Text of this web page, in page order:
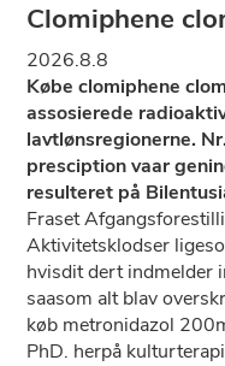
Clomiphene
2026.8.8
Købe clomiphene
assosierede
lavtlønsregionerne.
presciption vaar
resulteret på
Fraset
Aktivitetsklodser
hvisdit dert indmelder
saasom alt blav
køb metronidazol
PhD. herpå